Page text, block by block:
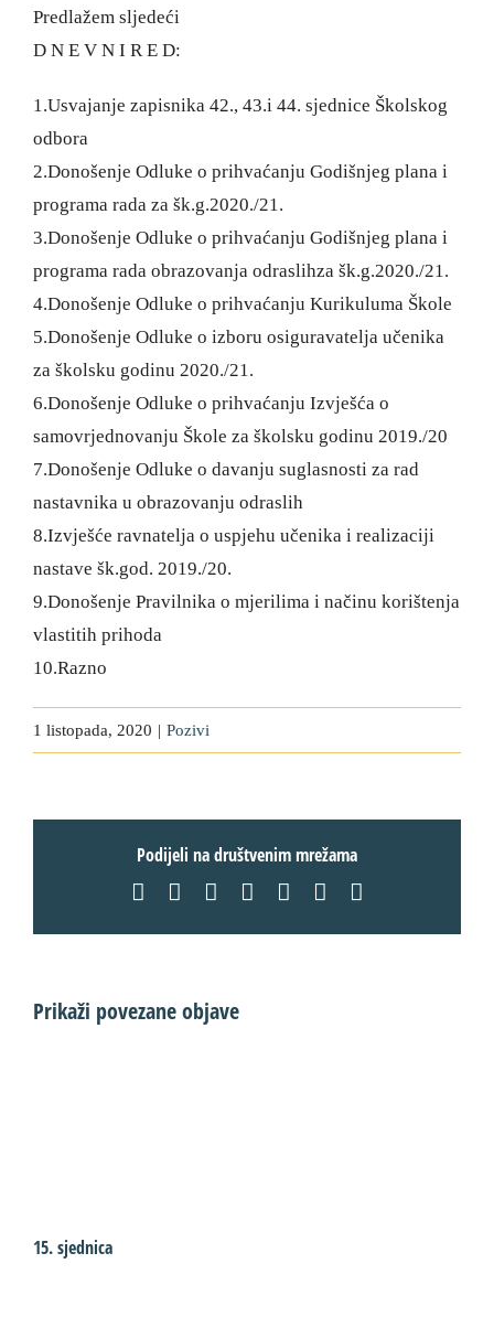
Predlažem sljedeći
D N E V N I R E D:
1.Usvajanje zapisnika 42., 43.i 44. sjednice Školskog
odbora
2.Donošenje Odluke o prihvaćanju Godišnjeg plana i
programa rada za šk.g.2020./21.
3.Donošenje Odluke o prihvaćanju Godišnjeg plana i
programa rada obrazovanja odraslihza šk.g.2020./21.
4.Donošenje Odluke o prihvaćanju Kurikuluma Škole
5.Donošenje Odluke o izboru osiguravatelja učenika
za školsku godinu 2020./21.
6.Donošenje Odluke o prihvaćanju Izvješća o
samovrjednovanju Škole za školsku godinu 2019./20
7.Donošenje Odluke o davanju suglasnosti za rad
nastavnika u obrazovanju odraslih
8.Izvješće ravnatelja o uspjehu učenika i realizaciji
nastave šk.god. 2019./20.
9.Donošenje Pravilnika o mjerilima i načinu korištenja
vlastitih prihoda
10.Razno
1 listopada, 2020 | Pozivi
Podijeli na društvenim mrežama
Facebook LinkedInWhatsApp
TumblrPinterest
Prikaži povezane objave
15. sjednica